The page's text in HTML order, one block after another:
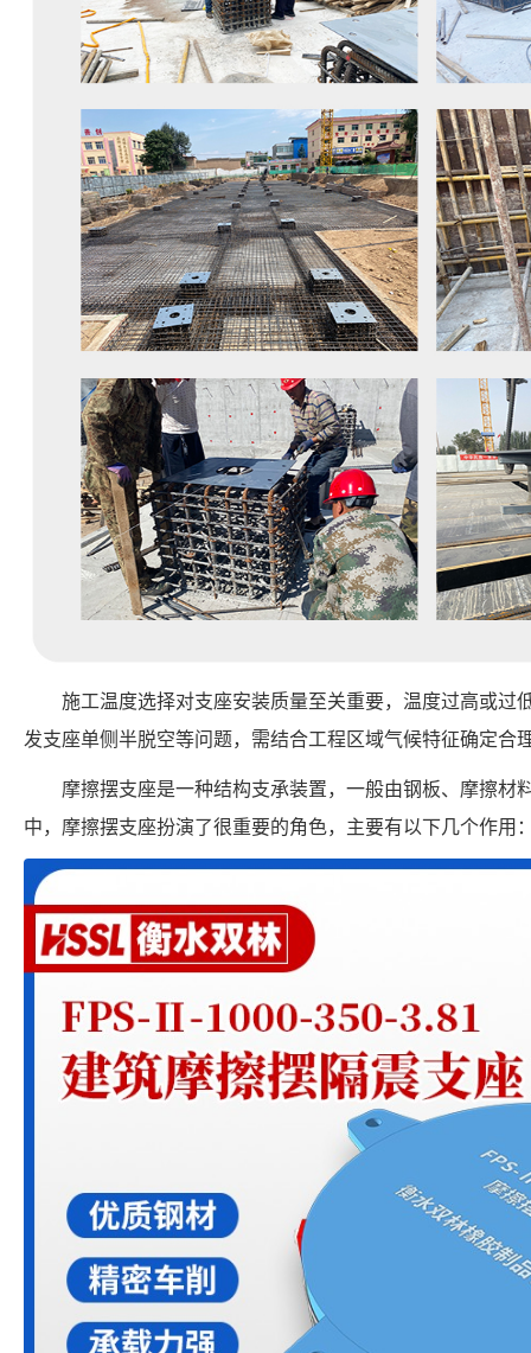
施工温度选择对支座安装质量至关重要，温度过高或过
发支座单侧半脱空等问题，需结合工程区域气候特征确定合
摩擦摆支座是一种结构支承装置，一般由钢板、摩擦材
中，摩擦摆支座扮演了很重要的角色，主要有以下几个作用